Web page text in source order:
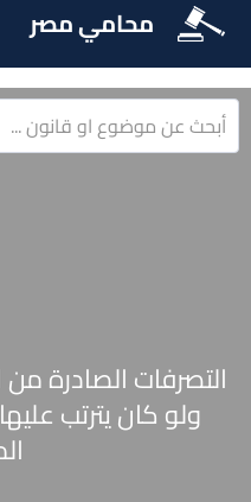
محامي مصر
التصرفات الصادرة
ولو كان يترتب